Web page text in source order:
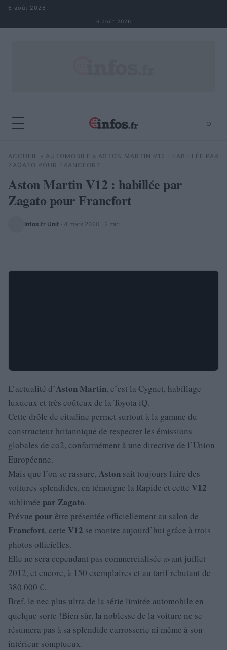
Aller au contenu
6 août 2026
6 août 2026
⌕
Rechercher ⌕ ×
ACCUEIL » AUTOMOBILE » ASTON MARTIN V12 : HABILLÉE PAR
ZAGATO POUR FRANCFORT
Aston Martin V12 : habillée par
Zagato pour Francfort
Infos.fr Unit · 4 mars 2020 · 2 min
L’actualité d’Aston Martin, c’est la Cygnet, habillage
luxueux et très coûteux de la Toyota iQ.
Cette drôle de citadine permet surtout à la gamme du
constructeur britannique de respecter les émissions
globales de co2, conformément à une directive de l’Union
Européenne.
Mais que l’on se rassure, Aston sait toujours faire des
voitures splendides, en témoigne la Rapide et cette V12
sublimée par Zagato.
Prévue pour être présentée officiellement au salon de
Francfort, cette V12 se montre aujourd’hui grâce à trois
photos officielles.
Elle ne sera cependant pas commercialisée avant juillet
2012, et encore, à 150 exemplaires et au tarif rebutant de
380 000 €.
Bref, le nec plus ultra de la série limitée automobile en
quelque sorte !Bien sûr, la noblesse de la voiture ne se
résumera pas à sa splendide carrosserie ni même à son
intérieur somptueux.